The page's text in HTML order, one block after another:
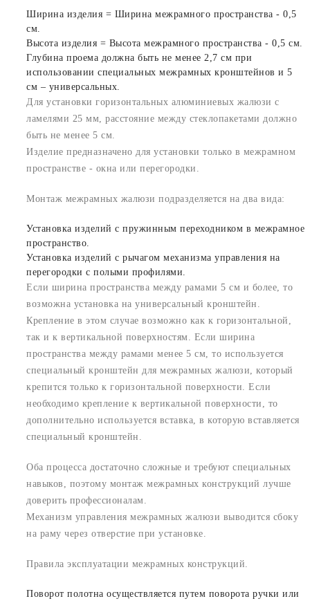
Ширина изделия = Ширина межрамного пространства - 0,5
см.
Высота изделия = Высота межрамного пространства - 0,5 см.
Глубина проема должна быть не менее 2,7 см при
использовании специальных межрамных кронштейнов и 5
см – универсальных.
Для установки горизонтальных алюминиевых жалюзи с
ламелями 25 мм, расстояние между стеклопакетами должно
быть не менее 5 см.
Изделие предназначено для установки только в межрамном
пространстве - окна или перегородки.
Монтаж межрамных жалюзи подразделяется на два вида:
Установка изделий с пружинным переходником в межрамное
пространство.
Установка изделий с рычагом механизма управления на
перегородки с полыми профилями.
Если ширина пространства между рамами 5 см и более, то
возможна установка на универсальный кронштейн.
Крепление в этом случае возможно как к горизонтальной,
так и к вертикальной поверхностям. Если ширина
пространства между рамами менее 5 см, то используется
специальный кронштейн для межрамных жалюзи, который
крепится только к горизонтальной поверхности. Если
необходимо крепление к вертикальной поверхности, то
дополнительно используется вставка, в которую вставляется
специальный кронштейн.
Оба процесса достаточно сложные и требуют специальных
навыков, поэтому монтаж межрамных конструкций лучше
доверить профессионалам.
Механизм управления межрамных жалюзи выводится сбоку
на раму через отверстие при установке.
Правила эксплуатации межрамных конструкций.
Поворот полотна осуществляется путем поворота ручки или